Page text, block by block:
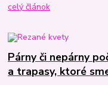
celý článok
Párny či nepárny
a trapasy, ktoré